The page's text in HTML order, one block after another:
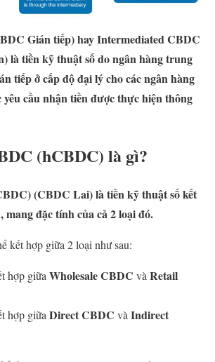
Gián tiếp) hay Intermediated CBDC
là tiền kỹ thuật số do ngân hàng trung
tiếpở cấp độ đại lý cho các ngân hàng
cầu nhận tiền được thực hiện thông
(hCBDC) là gì?
(CBDC Lai) là tiền kỹ thuật số kết
mang đặc tính của cả 2 loại đó.
kết hợp giữa 2 loại như sau:
hợp giữaWholesale CBDC vàRetail
hợp giữaDirect CBDC vàIndirect